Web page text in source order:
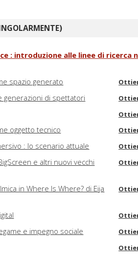
: introduzione alle linee di ricerca
spazio generato
generazioni di spettatori
oggetto tecnico
: lo scenario attuale
e altri nuovi vecchi
in Where Is Where? di Eija
e impegno sociale